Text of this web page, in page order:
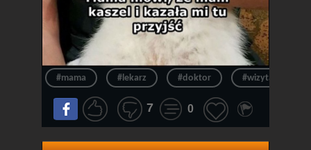
#mama #lekarz #doktor #wizyta
7 0